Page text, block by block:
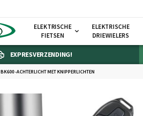
ELEKTRISCHE
FIETSEN
ELEKTRISCHE
DRIEWIELERS
EXPRESVERZENDING!
BK600 -ACHTERLICHT MET KNIPPERLICHTEN